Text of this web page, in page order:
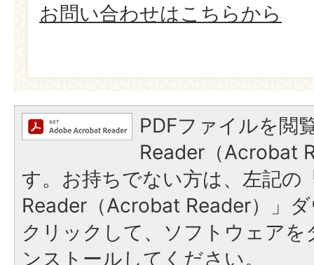
お問い合わせはこちらから
PDFファイルを閲
Reader（Acrobat
す。お持ちでない方は、左記の
Reader（Acrobat Reader）」
クリックして、ソフトウェア
ンストールしてください。